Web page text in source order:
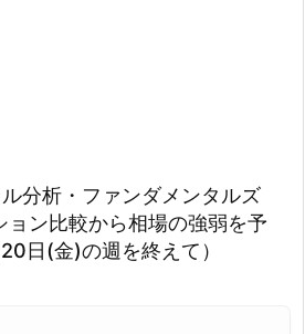
分析・ファンダメンタルズ
ョン比較から相場の強弱を予
日(金)の週を終えて）